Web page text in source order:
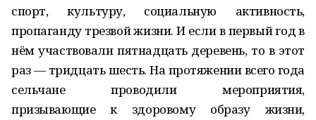
спорт, культуру, социальную активность,
пропаганду трезвой жизни. И если в первый год в
нём участвовали пятнадцать деревень, то в этот
раз — тридцать шесть. На протяжении всего года
сельчане проводили мероприятия,
призывающие к здоровому образу жизни,